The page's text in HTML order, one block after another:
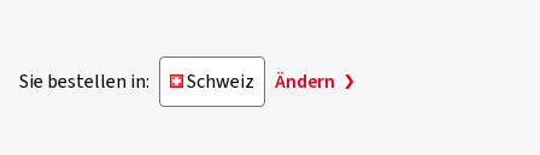
Sie bestellen in: Schweiz Ändern